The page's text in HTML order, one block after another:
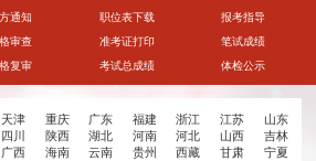
通知 职位表下载
报考指导
审查 准考证打印
笔试成绩
复审 考试总成绩 体检公示
天津 重庆 广东 福建 浙江 江苏
山东
四川 陕西 湖北 河南 河北 山西
吉林
广西 海南 云南 贵州 西藏 甘肃
宁夏